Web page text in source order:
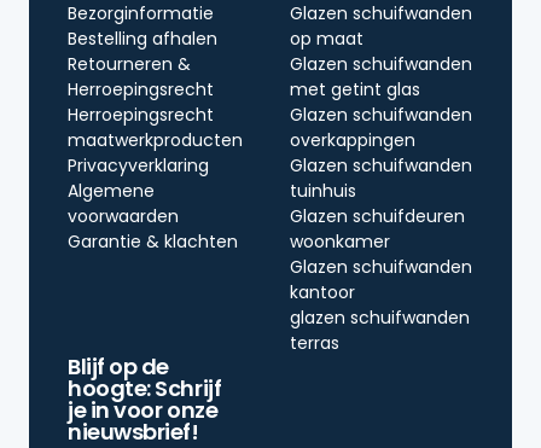
Bezorginformatie
Bestelling afhalen
Retourneren &
Herroepingsrecht
Herroepingsrecht
maatwerkproducten
Privacyverklaring
Algemene
voorwaarden
Garantie & klachten
Glazen schuifwanden
op maat
Glazen schuifwanden
met getint glas
Glazen schuifwanden
overkappingen
Glazen schuifwanden
tuinhuis
Glazen schuifdeuren
woonkamer
Glazen schuifwanden
kantoor
glazen schuifwanden
terras
Blijf op de
hoogte: Schrijf
je in voor onze
nieuwsbrief!